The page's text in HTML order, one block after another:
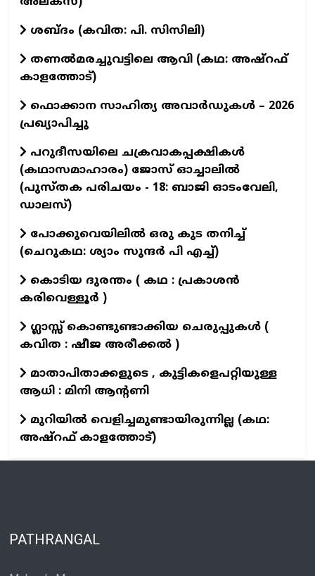
ശബ്ദം (കവിത: പി. സിസിലി)
തണൽമരച്ചുവട്ടിലെ ആവി (കഥ: അഷ്‌റഫ്
കാളത്തോട്)
ഫൊക്കാന സാഹിത്യ അവാർഡുകൾ – 2026
പ്രഖ്യാപിച്ചു
പറുദീസയിലെ ചക്രവാകപ്പക്ഷികൾ
(കഥാസമാഹാരം) ജോസ് ഓച്ചാലിൽ
(പുസ്തക പരിചയം - 18: ബാജി ഓടംവേലി,
ഡാലസ്)
പോക്കുവെയിലിൽ ഒരു കുട തനിച്ച്
(ചെറുകഥ: ശ്യാം സുന്ദര്‍ പി എച്ച്)
കൊടിയ ദുരന്തം ( കഥ : പ്രകാശൻ
കരിവെള്ളൂർ )
ഗ്ലാസ്സ് കൊണ്ടുണ്ടാക്കിയ ചെരുപ്പുകൾ (
കവിത : ഷീജ അരീക്കൽ )
മാതാപിതാക്കളുടെ , കുട്ടികളെപറ്റിയുള്ള
ആധി : മിനി ആന്റണി
മുറിയിൽ വെളിച്ചമുണ്ടായിരുന്നില്ല (കഥ:
അഷ്റഫ് കാളത്തോട്)
PATHRANGAL